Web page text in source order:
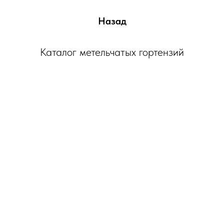
Назад
Каталог метельчатых гортензий